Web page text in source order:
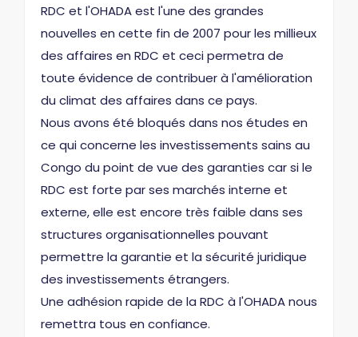
RDC et l'OHADA est l'une des grandes
nouvelles en cette fin de 2007 pour les millieux
des affaires en RDC et ceci permetra de
toute évidence de contribuer à l'amélioration
du climat des affaires dans ce pays.
Nous avons été bloqués dans nos études en
ce qui concerne les investissements sains au
Congo du point de vue des garanties car si le
RDC est forte par ses marchés interne et
externe, elle est encore très faible dans ses
structures organisationnelles pouvant
permettre la garantie et la sécurité juridique
des investissements étrangers.
Une adhésion rapide de la RDC à l'OHADA nous
remettra tous en confiance.